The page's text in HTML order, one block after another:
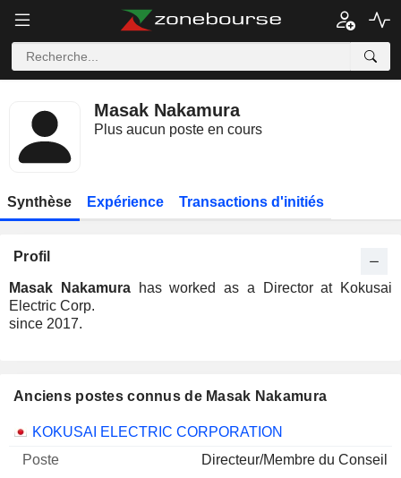
Masak Nakamura
Plus aucun poste en cours
Synthèse Expérience Transactions d'initiés
Profil
Masak Nakamurahas worked as a Director at Kokusai
Electric Corp.
since 2017.
Anciens postes connus de Masak Nakamura
Sociétés Poste Fin
KOKUSAI ELECTRIC CORPORATION
Directeur/Membre du Conseil